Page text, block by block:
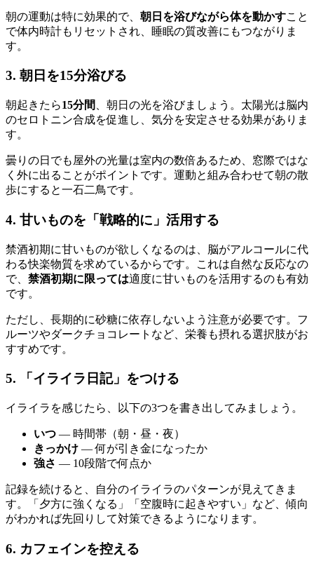
朝の運動は特に効果的で、 朝日を浴びながら体を動かすこと
で体内時計もリセットされ、睡眠の質改善にもつながりま
す。
3. 朝日を15分浴びる
朝起きたら15分間
、朝日の光を浴びましょう。太陽光は脳内
のセロトニン合成を促進し、気分を安定させる効果がありま
す。
曇りの日でも屋外の光量は室内の数倍あるため、窓際ではな
く外に出ることがポイントです。運動と組み合わせて朝の散
歩にすると一石二鳥です。
4. 甘いものを「戦略的に」活用する
禁酒初期に甘いものが欲しくなるのは、脳がアルコールに代
わる快楽物質を求めているからです。これは自然な反応なの
で、 禁酒初期に限っては適度に甘いものを活用するのも有効
です。
ただし、長期的に砂糖に依存しないよう注意が必要です。フ
ルーツやダークチョコレートなど、栄養も摂れる選択肢がお
すすめです。
5. 「イライラ日記」をつける
イライラを感じたら、以下の3つを書き出してみましょう。
いつ — 時間帯（朝・昼・夜）
きっかけ — 何が引き金になったか
強さ — 10段階で何点か
記録を続けると、自分のイライラのパターンが見えてきま
す。「夕方に強くなる」「空腹時に起きやすい」など、傾向
がわかれば先回りして対策できるようになります。
6. カフェインを控える